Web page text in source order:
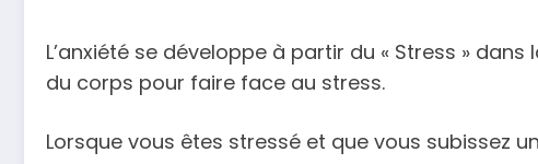
L’anxiété se développe à partir du « Stress »
du corps pour faire face au stress.
Lorsque vous êtes stressé et que vous subissez